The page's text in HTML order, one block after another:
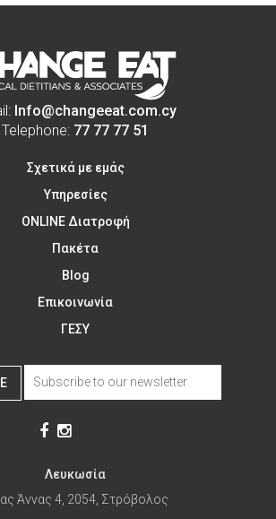
Info@changeeat.com.cy
Telephone: 77 77 77 51
Σχετικά με εμάς
Υπηρεσίες
ONLINE Διατροφή
Πακέτα
Blog
Επικοινωνία
ΓΕΣΥ
Λευκωσία
Άννας 4, 2054, Στρόβολος